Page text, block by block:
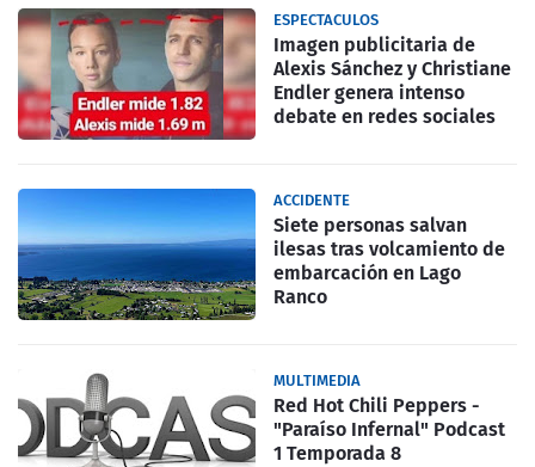
ESPECTACULOS
Imagen publicitaria de
Alexis Sánchez y Christiane
Endler genera intenso
debate en redes sociales
ACCIDENTE
Siete personas salvan
ilesas tras volcamiento de
embarcación en Lago
Ranco
MULTIMEDIA
Red Hot Chili Peppers -
"Paraíso Infernal" Podcast
1 Temporada 8